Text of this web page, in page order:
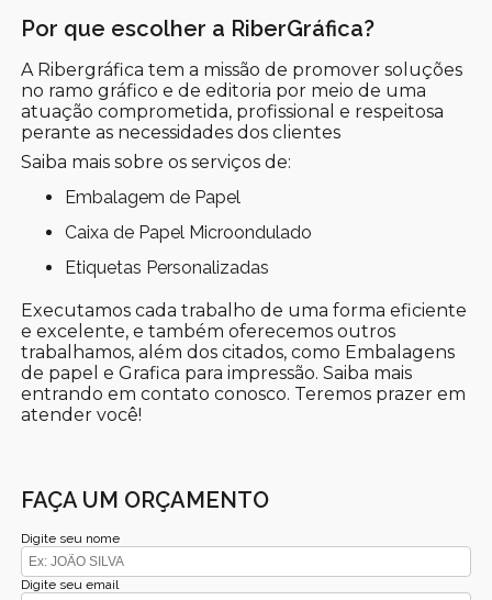
Por que escolher a RiberGráfica?
A Ribergráfica tem a missão de promover soluções
no ramo gráfico e de editoria por meio de uma
atuação comprometida, profissional e respeitosa
perante as necessidades dos clientes
Saiba mais sobre os serviços de:
Embalagem de Papel
Caixa de Papel Microondulado
Etiquetas Personalizadas
Executamos cada trabalho de uma forma eficiente
e excelente, e também oferecemos outros
trabalhamos, além dos citados, como Embalagens
de papel e Grafica para impressão. Saiba mais
entrando em contato conosco. Teremos prazer em
atender você!
FAÇA UM ORÇAMENTO
Digite seu nome
Digite seu email